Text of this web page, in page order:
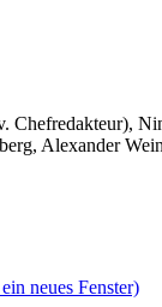
Chefredakteur),
Alexander
neues Fenster)